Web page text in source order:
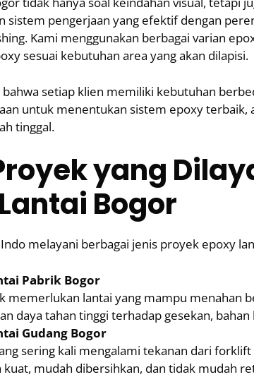
sistem pengerjaan yang efektif dengan
Kami menggunakan berbagai varian
sesuai kebutuhan area yang akan dilapisi.
setiap klien memiliki kebutuhan
untuk menentukan sistem epoxy terbaik,
tinggal.
yang
Bogor
Indo melayani berbagai jenis proyek epoxy
Pabrik Bogor
memerlukan lantai yang mampu menahan
daya tahan tinggi terhadap gesekan, bahan
Gudang Bogor
sering kali mengalami tekanan dari
kuat, mudah dibersihkan, dan tidak mudah